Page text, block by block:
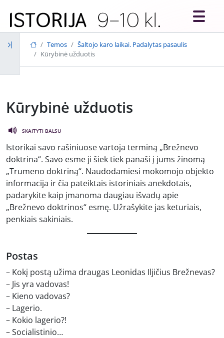
Temos
Šaltojo karo laikai. Padalytas pasaulis
Kūrybinė užduotis
Kūrybinė užduotis
SKAITYTI BALSU
Istorikai savo rašiniuose vartoja terminą „Brežnevo
doktrina“. Savo esme ji šiek tiek panaši į jums žinomą
„Trumeno doktriną“. Naudodamiesi mokomojo objekto
informacija ir čia pateiktais istoriniais anekdotais,
padarykite kaip įmanoma daugiau išvadų apie
„Brežnevo doktrinos“ esmę. Užrašykite jas keturiais,
penkiais sakiniais.
Postas
– Kokį postą užima draugas Leonidas Iljičius Brežnevas?
– Jis yra vadovas!
– Kieno vadovas?
– Lagerio.
– Kokio lagerio?!
– Socialistinio…